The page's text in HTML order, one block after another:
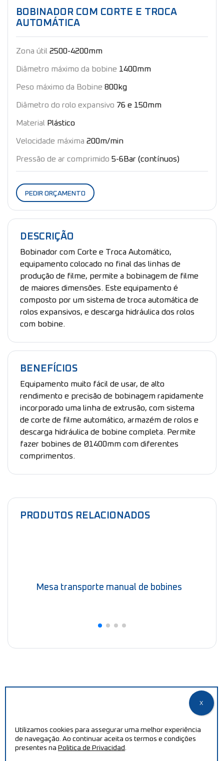
BOBINADOR COM CORTE E TROCA
AUTOMÁTICA
Zona útil 2500-4200mm
Diâmetro máximo da bobine 1400mm
Peso máximo da Bobine 800kg
Diâmetro do rolo expansivo 76 e 150mm
Material Plástico
Velocidade máxima 200m/min
Pressão de ar comprimido 5-6Bar (contínuos)
PEDIR ORÇAMENTO
DESCRIÇÃO
Bobinador com Corte e Troca Automático,
equipamento colocado no final das linhas de
produção de filme, permite a bobinagem de filme
de maiores dimensões. Este equipamento é
composto por um sistema de troca automática de
rolos expansivos, e descarga hidráulica dos rolos
com bobine.
BENEFÍCIOS
Equipamento muito fácil de usar, de alto
rendimento e precisão de bobinagem rapidamente
incorporado uma linha de extrusão, com sistema
de corte de filme automático, armazém de rolos e
descarga hidráulica de bobine completa. Permite
fazer bobines de Ø1400mm com diferentes
comprimentos.
PRODUTOS RELACIONADOS
Mesa transporte manual de bobines
Aumente a sua eficiência e reduza os custos de produção
com as nossas máquinas.
Utilizamos cookies para assegurar uma melhor experiência
de navegação. Ao continuar aceita os termos e condições
presentes na Politica de Privacidad.